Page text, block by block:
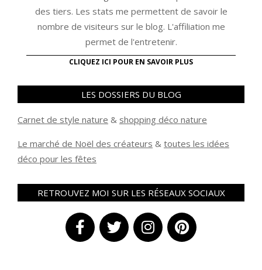
des tiers. Les stats me permettent de savoir le
nombre de visiteurs sur le blog. L'affiliation me
permet de l'entretenir.
CLIQUEZ ICI POUR EN SAVOIR PLUS
LES DOSSIERS DU BLOG
Carnet de style nature & shopping déco nature
Le marché de Noël des créateurs & toutes les idées
déco pour les fêtes
RETROUVEZ MOI SUR LES RÉSEAUX SOCIAUX